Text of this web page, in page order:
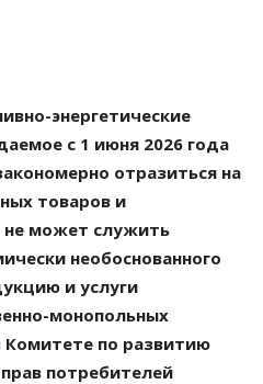
энергетические
с 1 июня 2026 года
отразиться на
товаров и
не может служить
необоснованного
и услуги
монопольных
Комитете по развитию
потребителей